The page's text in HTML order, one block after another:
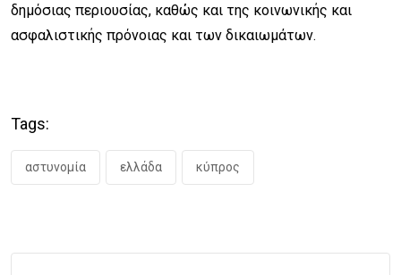
δημόσιας περιουσίας, καθώς και της κοινωνικής και
ασφαλιστικής πρόνοιας και των δικαιωμάτων.
Tags:
αστυνομία ελλάδα κύπρος